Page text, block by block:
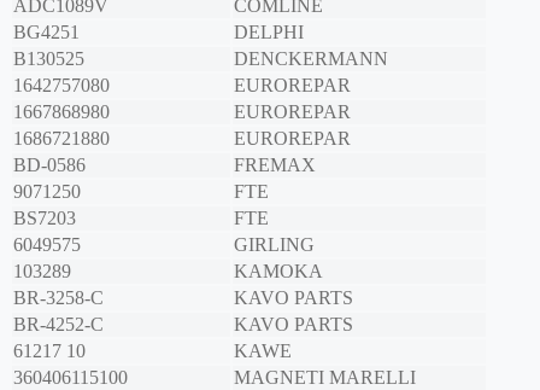
ADC1089V
COMLINE
BG4251
DELPHI
B130525
DENCKERMANN
1642757080
EUROREPAR
1667868980
EUROREPAR
1686721880
EUROREPAR
BD-0586
FREMAX
9071250
FTE
BS7203
FTE
6049575
GIRLING
103289
KAMOKA
BR-3258-C
KAVO PARTS
BR-4252-C
KAVO PARTS
61217 10
KAWE
360406115100
MAGNETI MARELLI